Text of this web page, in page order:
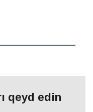
qeyd edin